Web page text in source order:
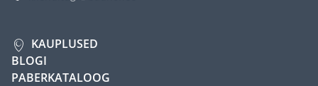
KAUPLUSED
BLOGI
PABERKATALOOG